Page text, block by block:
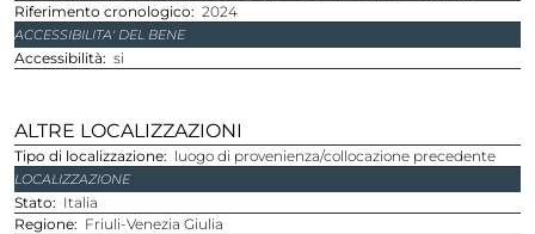
Riferimento cronologico
2024
ACCESSIBILITA' DEL BENE
Accessibilità si
ALTRE LOCALIZZAZIONI
Tipo di localizzazione luogo di provenienza/collocazione precedente
LOCALIZZAZIONE
stato
Italia
Regione
Friuli-Venezia Giulia